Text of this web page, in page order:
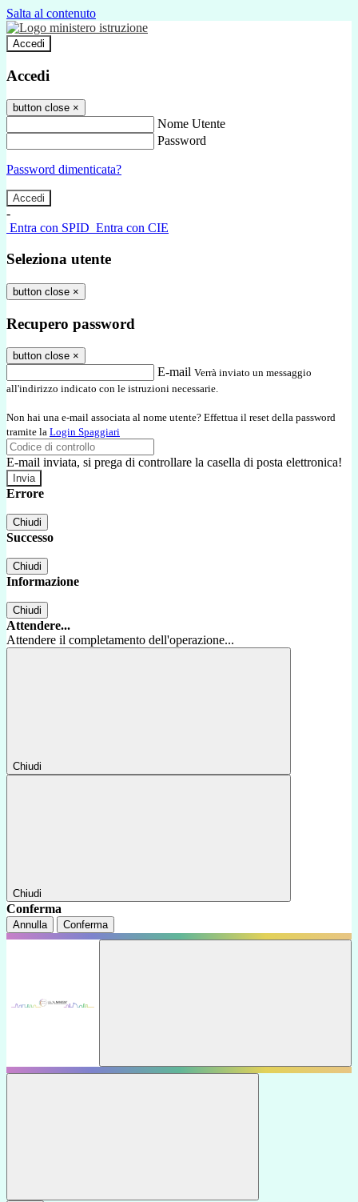
Salta al contenuto
Accedi
Accedi
button close ×
Nome Utente
Password
Password dimenticata?
-
Entra con SPID Entra con CIE
Seleziona utente
button close ×
Recupero password
button close ×
E-mail Verrà inviato un messaggio
all'indirizzo indicato con le istruzioni necessarie.
Non hai una e-mail associata al nome utente? Effettua il reset della password
tramite la Login Spaggiari
E-mail inviata, si prega di controllare la casella di posta elettronica!
Errore
Chiudi
Successo
Chiudi
Informazione
Chiudi
Attendere...
Attendere il completamento dell'operazione...
Chiudi
Chiudi
Conferma
Annulla Conferma